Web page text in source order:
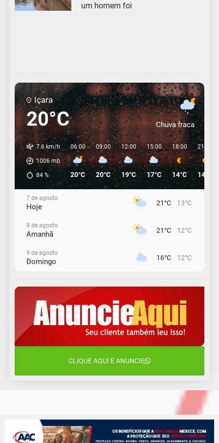
um homem foi
Içara
20°C Chuva fraca
7.6 km/h
1006 mb
84 %
06:00
20°C
09:00
20°C
12:00
19°C
15:00
17°C
18:00
14°C
21:00
14°C
7 de agosto
Hoje 21°C 13°C
8 de agosto
Amanhã 21°C 12°C
9 de agosto
Domingo 16°C 12°C
Segunda-Feira 15°C 11°C
11 de agosto
Terça-Feira
CLIQUE AQUI E ANUNCIE